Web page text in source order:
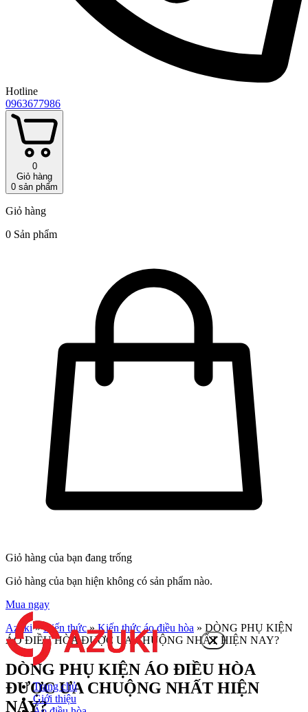
Hotline
0963677986
0
Giỏ hàng
0 sản phẩm
Giỏ hàng
0 Sản phẩm
Giỏ hàng của bạn đang trống
Giỏ hàng của bạn hiện không có sản phẩm nào.
Mua ngay
Trang chủ
Giới thiệu
Azuki»Kiến thức»Kiến thức áo điều hòa » DÒNG PHỤ KIỆN
ÁO ĐIỀU HÒA ĐƯỢC ƯA CHUỘNG NHẤT HIỆN NAY?
DÒNG PHỤ KIỆN ÁO ĐIỀU HÒA
ĐƯỢC ƯA CHUỘNG NHẤT HIỆN
NAY?